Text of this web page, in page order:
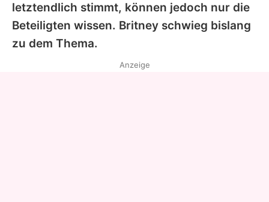
letztendlich stimmt, können jedoch nur die
Beteiligten wissen. Britney schwieg bislang
zu dem Thema.
Anzeige